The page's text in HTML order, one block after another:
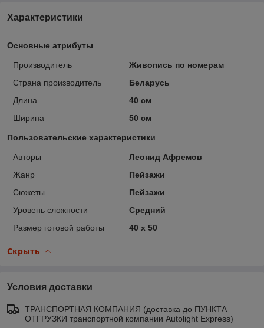
Характеристики
Основные атрибуты
Производитель
Живопись по номерам
Страна производитель
Беларусь
Длина
40 см
Ширина
50 см
Пользовательские характеристики
Авторы
Леонид Афремов
Жанр
Пейзажи
Сюжеты
Пейзажи
Уровень сложности
Средний
Размер готовой работы
40 x 50
Скрыть
Условия доставки
ТРАНСПОРТНАЯ КОМПАНИЯ (доставка до ПУНКТА
ОТГРУЗКИ транспортной компании Autolight Express)